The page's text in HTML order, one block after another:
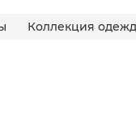
Коллекция